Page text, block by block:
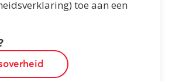
toe aan een